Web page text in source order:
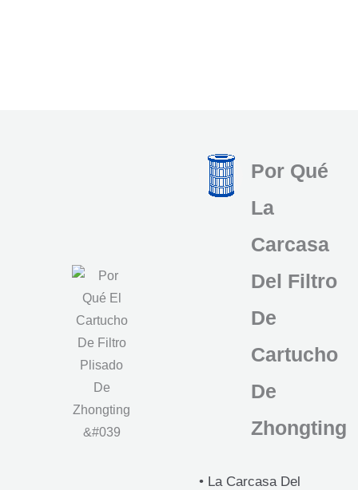
Por Qué
La
Carcasa
Del Filtro
De
Cartucho
De
Zhongting
• La Carcasa Del